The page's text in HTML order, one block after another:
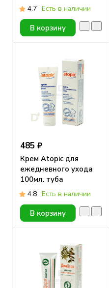
4.7 Есть в наличии
В корзину
485 ₽
Крем Atopic для
ежедневного ухода
100мл. туба
4.8 Есть в наличии
В корзину